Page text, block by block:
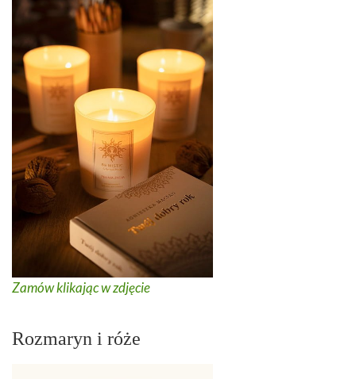
Zamów klikając w zdjęcie
Rozmaryn i róże